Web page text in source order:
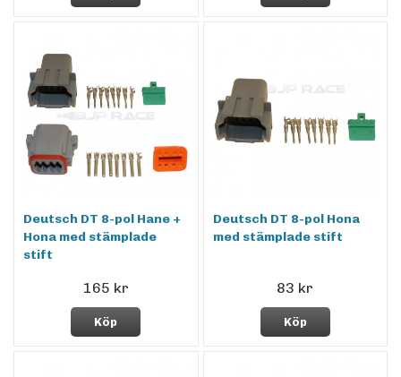
Deutsch DT 8-pol Hane +
Hona med stämplade
stift
165 kr
Köp
Deutsch DT 8-pol Hona
med stämplade stift
83 kr
Köp